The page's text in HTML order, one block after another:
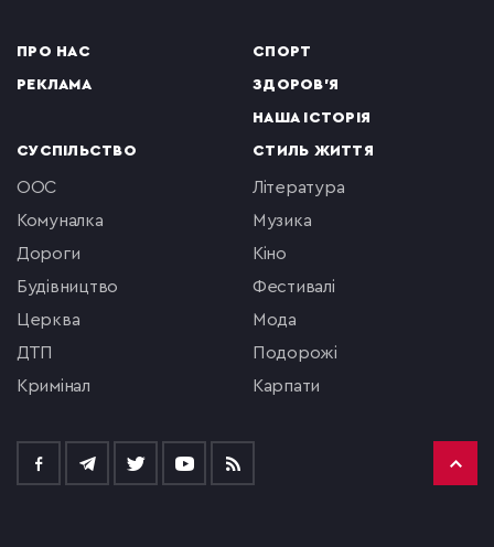
ПРО НАС
РЕКЛАМА
СПОРТ
ЗДОРОВ'Я
НАША ІСТОРІЯ
СУСПІЛЬСТВО
ООС
комуналка
Дороги
будівництво
церква
ДТП
кримінал
СТИЛЬ ЖИТТЯ
література
музика
кіно
фестивалі
мода
подорожі
Карпати